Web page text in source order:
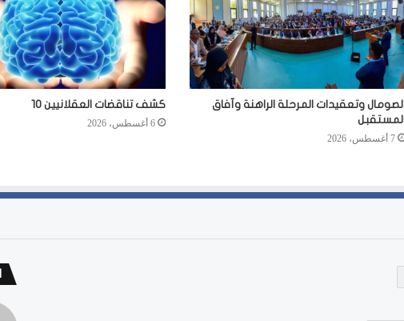
الصومال وتعقيدات المرحلة الراهنة وآفاق
المستقبل
7 أغسطس، 2026
كشف تناقضات العقلانيين 10
6 أغسطس، 2026